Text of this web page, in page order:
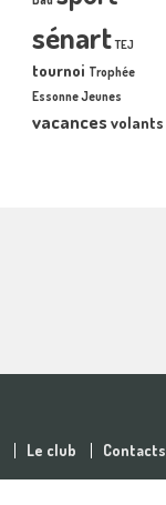
sénart TEJ
tournoi Trophée
Essonne Jeunes
vacancesvolants
Le club Contacts